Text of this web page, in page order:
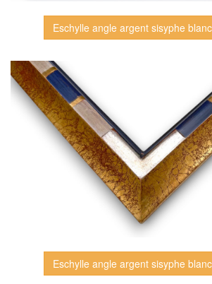
Eschylle angle argent sisyphe
Eschylle angle argent sisyphe